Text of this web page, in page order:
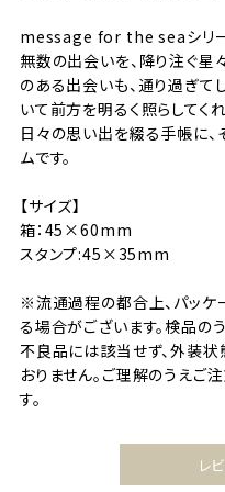
message for the seaシリー
無数の出会いを、降り注ぐ星
のある出会いも、通り過ぎて
いて前方を明るく照らしてく
日々の思い出を綴る手帳に、
ムです。
【サイズ】
箱：45×60mm
スタンプ:45×35mm
※流通過程の都合上、パッケ
る場合がございます。検品の
不良品には該当せず、外装状
おりません。ご理解のうえご
す。
レ